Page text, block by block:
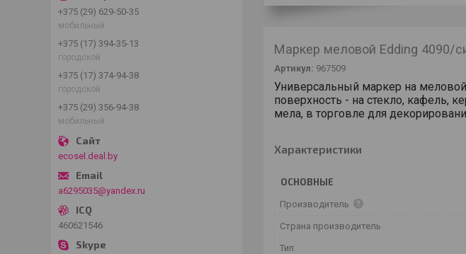
Маркер меловой Edding 4090/
Артикул: 967509
Универсальный маркер на
поверхность - на стекло, кафель,
мела, в торговле для
Характеристики
ОСНОВНЫЕ
Производитель
Страна производитель
Тип
+375 (29) 629-50-35
мобильный
+375 (17) 394-35-13
городской
+375 (17) 374-94-38
городской
+375 (29) 356-94-38
мобильный
ecosel.deal.by
a6295035@yandex.ru
460621546